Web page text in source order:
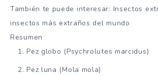
También te puede interesar: Insectos
insectos más extraños del mundo
Resumen
Pez globo (Psychrolutes marcidus)
Pez luna (Mola mola)